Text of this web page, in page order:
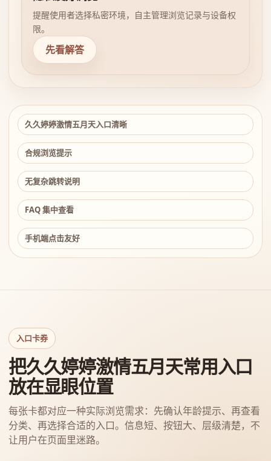
提醒使用者选择私密环境，自主管理浏览记录与设备权
限。
先看解答
久久婷婷激情五月天入口清晰
合规浏览提示
无复杂跳转说明
FAQ 集中查看
手机端点击友好
入口卡券
把久久婷婷激情五月天常用入口
放在显眼位置
每张卡都对应一种实际浏览需求：先确认年龄提示、再查看
分类、再选择合适的入口。信息短、按钮大、层级清楚，不
让用户在页面里迷路。